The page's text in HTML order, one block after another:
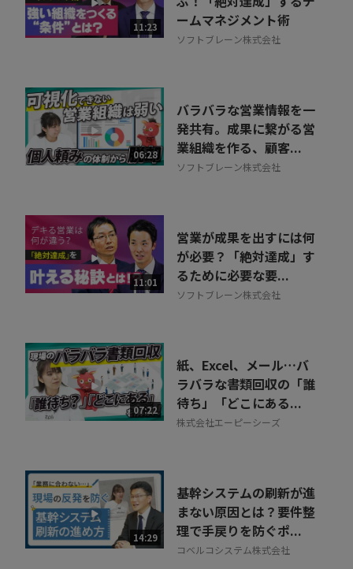
11:23
ームマネジメント術
ソフトブレーン株式会社
06:28
バラバラな営業情報を一
発共有。成果に繋がる営
業組織を作る、顧客...
ソフトブレーン株式会社
11:01
営業が成果を出すには何
が必要？「絶対達成」す
るために必要な要...
ソフトブレーン株式会社
07:22
紙、Excel、メール…バ
ラバラな書類回収の「誰
待ち」「どこにある...
株式会社エーピーシーズ
14:29
基幹システムの刷新が進
まない原因とは？要件整
理で手戻りを防ぐポ...
コベルコシステム株式会社